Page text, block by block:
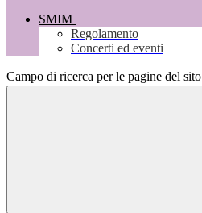
SMIM
Regolamento
Concerti ed eventi
Campo di ricerca per le pagine del sito